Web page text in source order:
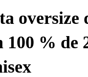
oversize
100 % de